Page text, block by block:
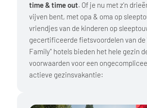
time & time out. Of je nu met z'n
vijven bent, met opa & oma op
vriendjes van de kinderen op
gecertificeerde fietsvoordelen van de
Family" hotels bieden het hele gezin
voorwaarden voor een
actieve gezinsvakantie: